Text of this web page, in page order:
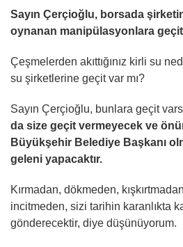
Sayın Çerçioğlu, borsada
oynanan manipülasyonlara geçit
Çeşmelerden akıttığınız kirli su
su şirketlerine geçit var mı?
Sayın Çerçioğlu, bunlara geçit
da size geçit vermeyecek ve
Büyükşehir Belediye Başkanı
geleni yapacaktır.
Kırmadan, dökmeden,
incitmeden, sizi tarihin karanlıkta
gönderecektir, diye düşünüyorum.